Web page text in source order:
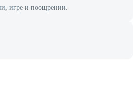
игре и поощрении.